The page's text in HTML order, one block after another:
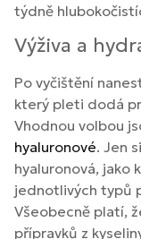
týdně
Výživa a
Po vyčištění
který pleti dodá
Vhodnou volbou
hyaluronové. Jen
hyaluronová, jako
jednotlivých typů
Všeobecně platí,
přípravků z